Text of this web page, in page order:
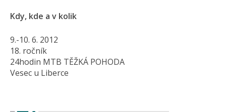
Kdy, kde a v kolik
9.-10. 6. 2012
18. ročník
24hodin MTB TĚŽKÁ POHODA
Vesec u Liberce